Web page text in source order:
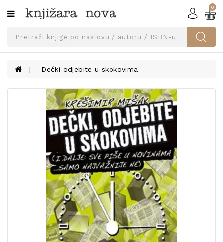
Kategorije
SVEUČILIŠNA
UDŽBENICI
KNJIGE
PRIBOR
UDŽBENIKE!
0
Dečki odjebite u skokovima